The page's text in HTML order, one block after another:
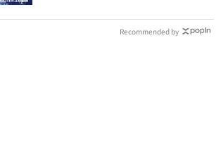
Recommended by